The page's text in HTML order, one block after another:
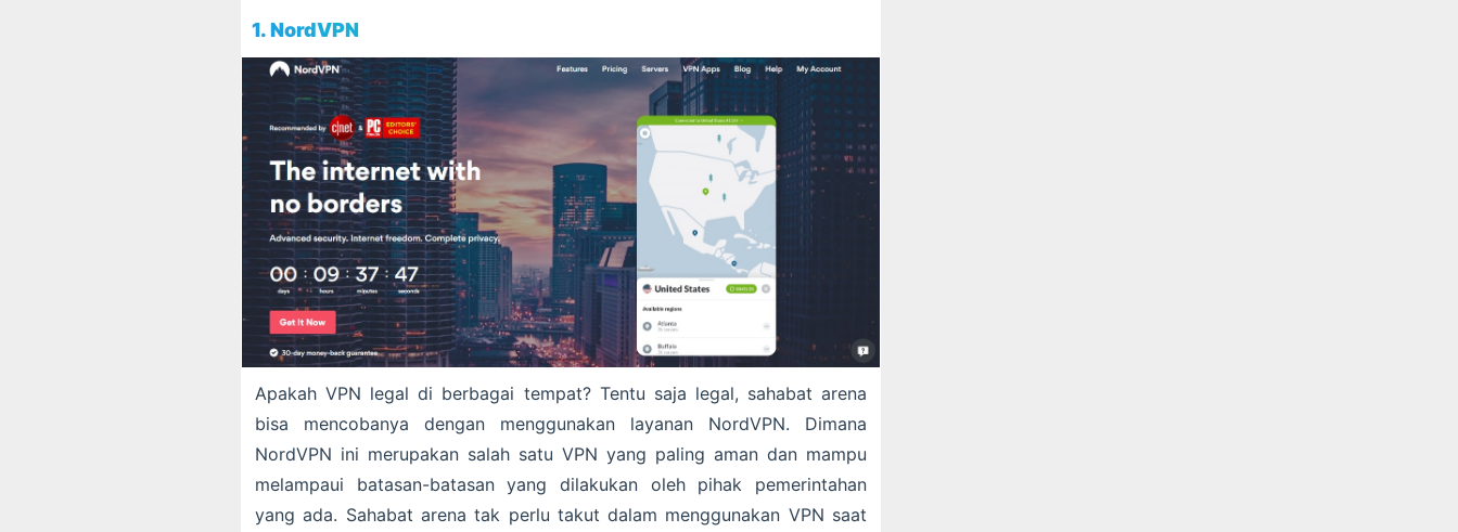
1. NordVPN
Apakah VPN legal di berbagai tempat? Tentu saja legal, sahabat arena
bisa mencobanya dengan menggunakan layanan NordVPN. Dimana
NordVPN ini merupakan salah satu VPN yang paling aman dan mampu
melampaui batasan-batasan yang dilakukan oleh pihak pemerintahan
yang ada. Sahabat arena tak perlu takut dalam menggunakan VPN saat